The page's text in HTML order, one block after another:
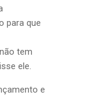
para que
tem
ele.
e